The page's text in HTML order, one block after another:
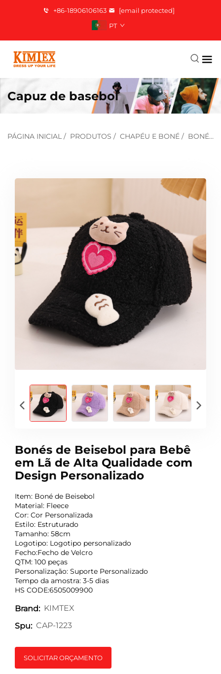
+86-18906106163
[email protected]
PT
Capuz de basebol
PÁGINA INICIAL / PRODUTOS / CHAPÉU E BONÉ / BONÉ DE BEISEBOL
Bonés de Beisebol para Bebê
em Lã de Alta Qualidade com
Design Personalizado
Item: Boné de Beisebol
Material: Fleece
Cor: Cor Personalizada
Estilo: Estruturado
Tamanho: 58cm
Logotipo: Logotipo personalizado
Fecho:Fecho de Velcro
QTM: 100 peças
Personalização: Suporte Personalizado
Tempo da amostra: 3-5 dias
HS CODE:6505009900
Brand: KIMTEX
Spu: CAP-1223
SOLICITAR ORÇAMENTO